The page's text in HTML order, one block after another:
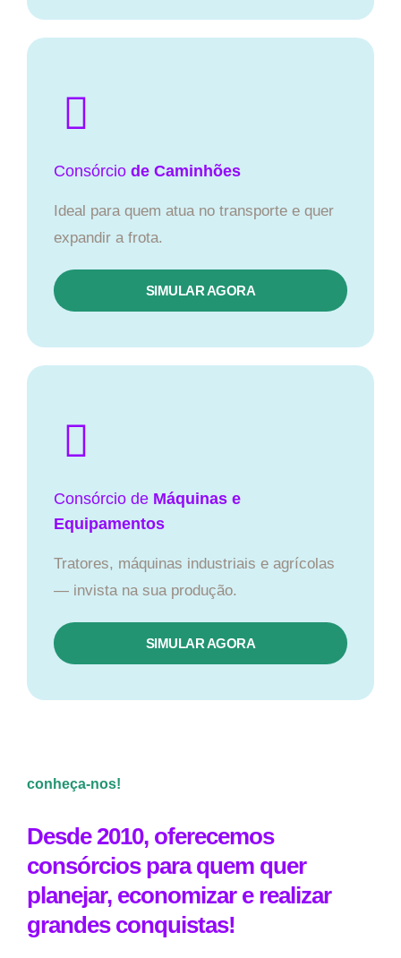
Consórcio de Caminhões
Ideal para quem atua no transporte e quer
expandir a frota.
SIMULAR AGORA
Consórcio de Máquinas e
Equipamentos
Tratores, máquinas industriais e agrícolas
— invista na sua produção.
SIMULAR AGORA
conheça-nos!
Desde 2010, oferecemos
consórcios para quem quer
planejar, economizar e realizar
grandes conquistas!